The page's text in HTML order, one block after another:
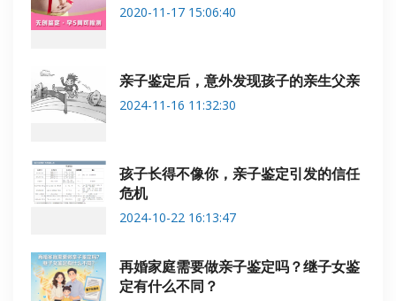
2020-11-17 15:06:40
亲子鉴定后，意外发现孩子的亲生父亲
2024-11-16 11:32:30
孩子长得不像你，亲子鉴定引发的信任
危机
2024-10-22 16:13:47
再婚家庭需要做亲子鉴定吗？继子女鉴
定有什么不同？